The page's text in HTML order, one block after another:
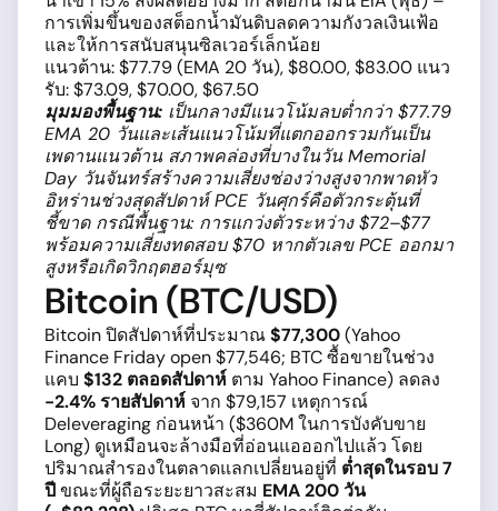
การเพิ่มขึ้นของสต็อกน้ำมันดิบลดความกังวลเงินเฟ้อ
และให้การสนับสนุนซิลเวอร์เล็กน้อย
แนวต้าน: $77.79 (EMA 20 วัน), $80.00, $83.00 แนว
รับ: $73.09, $70.00, $67.50
มุมมองพื้นฐาน: เป็นกลางมีแนวโน้มลบต่ำกว่า $77.79
EMA 20 วันและเส้นแนวโน้มที่แตกออกรวมกันเป็น
เพดานแนวต้าน สภาพคล่องที่บางในวัน Memorial
Day วันจันทร์สร้างความเสี่ยงช่องว่างสูงจากพาดหัว
อิหร่านช่วงสุดสัปดาห์ PCE วันศุกร์คือตัวกระตุ้นที่
ชี้ขาด กรณีพื้นฐาน: การแกว่งตัวระหว่าง $72–$77
พร้อมความเสี่ยงทดสอบ $70 หากตัวเลข PCE ออกมา
สูงหรือเกิดวิกฤตฮอร์มุซ
Bitcoin (BTC/USD)
Bitcoin ปิดสัปดาห์ที่ประมาณ$77,300(Yahoo
Finance Friday open $77,546; BTC ซื้อขายในช่วง
แคบ $132 ตลอดสัปดาห์ ตาม Yahoo Finance) ลดลง
-2.4% รายสัปดาห์ จาก $79,157 เหตุการณ์
Deleveraging ก่อนหน้า ($360M ในการบังคับขาย
Long) ดูเหมือนจะล้างมือที่อ่อนแอออกไปแล้ว โดย
ปริมาณสำรองในตลาดแลกเปลี่ยนอยู่ที่ ต่ำสุดในรอบ 7
ปีขณะที่ผู้ถือระยะยาวสะสม EMA 200 วัน